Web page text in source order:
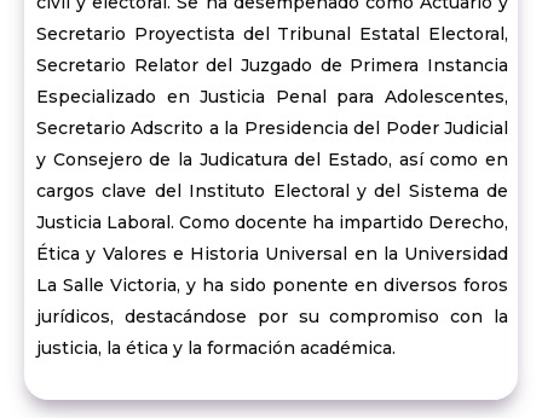
Secretario Proyectista del Tribunal Estatal Electoral,
Secretario Relator del Juzgado de Primera Instancia
Especializado en Justicia Penal para Adolescentes,
Secretario Adscrito a la Presidencia del Poder Judicial
y Consejero de la Judicatura del Estado, así como en
cargos clave del Instituto Electoral y del Sistema de
Justicia Laboral. Como docente ha impartido Derecho,
Ética y Valores e Historia Universal en la Universidad
La Salle Victoria, y ha sido ponente en diversos foros
jurídicos, destacándose por su compromiso con la
justicia, la ética y la formación académica.